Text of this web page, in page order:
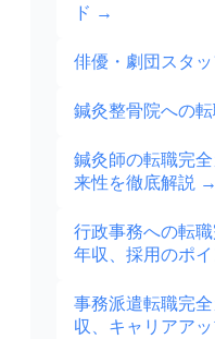
ド →
俳優・劇団スタ
鍼灸整骨院への
鍼灸師の転職完
来性を徹底解説 →
行政事務への転
年収、採用のポ
事務派遣転職完
収、キャリアア